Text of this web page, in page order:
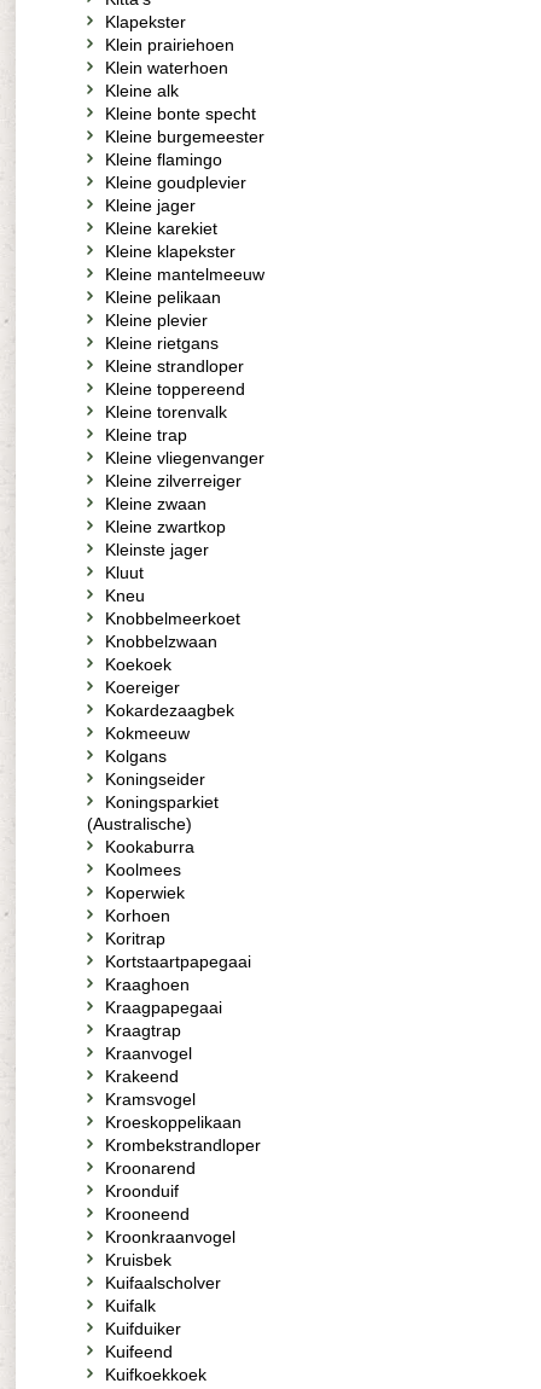
Klapekster
Klein prairiehoen
Klein waterhoen
Kleine alk
Kleine bonte specht
Kleine burgemeester
Kleine flamingo
Kleine goudplevier
Kleine jager
Kleine karekiet
Kleine klapekster
Kleine mantelmeeuw
Kleine pelikaan
Kleine plevier
Kleine rietgans
Kleine strandloper
Kleine toppereend
Kleine torenvalk
Kleine trap
Kleine vliegenvanger
Kleine zilverreiger
Kleine zwaan
Kleine zwartkop
Kleinste jager
Kluut
Kneu
Knobbelmeerkoet
Knobbelzwaan
Koekoek
Koereiger
Kokardezaagbek
Kokmeeuw
Kolgans
Koningseider
Koningsparkiet
(Australische)
Kookaburra
Koolmees
Koperwiek
Korhoen
Koritrap
Kortstaartpapegaai
Kraaghoen
Kraagpapegaai
Kraagtrap
Kraanvogel
Krakeend
Kramsvogel
Kroeskoppelikaan
Krombekstrandloper
Kroonarend
Kroonduif
Krooneend
Kroonkraanvogel
Kruisbek
Kuifaalscholver
Kuifalk
Kuifduiker
Kuifeend
Kuifkoekkoek